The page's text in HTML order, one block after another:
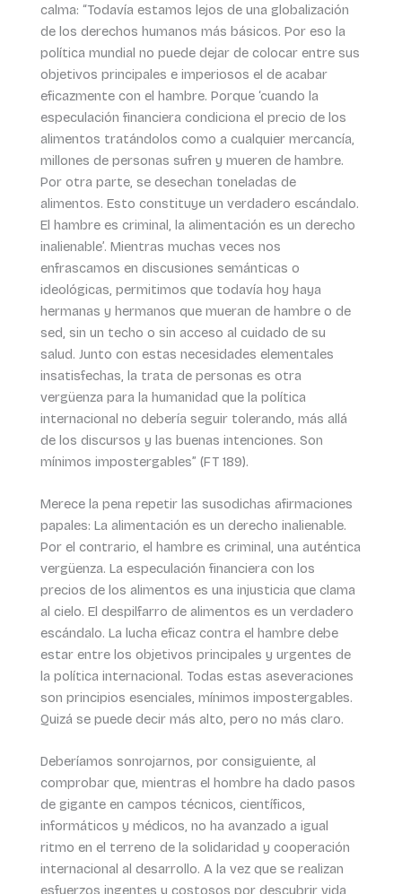
calma: “Todavía estamos lejos de una globalización
de los derechos humanos más básicos. Por eso la
política mundial no puede dejar de colocar entre sus
objetivos principales e imperiosos el de acabar
eficazmente con el hambre. Porque ‘cuando la
especulación financiera condiciona el precio de los
alimentos tratándolos como a cualquier mercancía,
millones de personas sufren y mueren de hambre.
Por otra parte, se desechan toneladas de
alimentos. Esto constituye un verdadero escándalo.
El hambre es criminal, la alimentación es un derecho
inalienable’. Mientras muchas veces nos
enfrascamos en discusiones semánticas o
ideológicas, permitimos que todavía hoy haya
hermanas y hermanos que mueran de hambre o de
sed, sin un techo o sin acceso al cuidado de su
salud. Junto con estas necesidades elementales
insatisfechas, la trata de personas es otra
vergüenza para la humanidad que la política
internacional no debería seguir tolerando, más allá
de los discursos y las buenas intenciones. Son
mínimos impostergables” (FT 189).
Merece la pena repetir las susodichas afirmaciones
papales: La alimentación es un derecho inalienable.
Por el contrario, el hambre es criminal, una auténtica
vergüenza. La especulación financiera con los
precios de los alimentos es una injusticia que clama
al cielo. El despilfarro de alimentos es un verdadero
escándalo. La lucha eficaz contra el hambre debe
estar entre los objetivos principales y urgentes de
la política internacional. Todas estas aseveraciones
son principios esenciales, mínimos impostergables.
Quizá se puede decir más alto, pero no más claro.
Deberíamos sonrojarnos, por consiguiente, al
comprobar que, mientras el hombre ha dado pasos
de gigante en campos técnicos, científicos,
informáticos y médicos, no ha avanzado a igual
ritmo en el terreno de la solidaridad y cooperación
internacional al desarrollo. A la vez que se realizan
esfuerzos ingentes y costosos por descubrir vida